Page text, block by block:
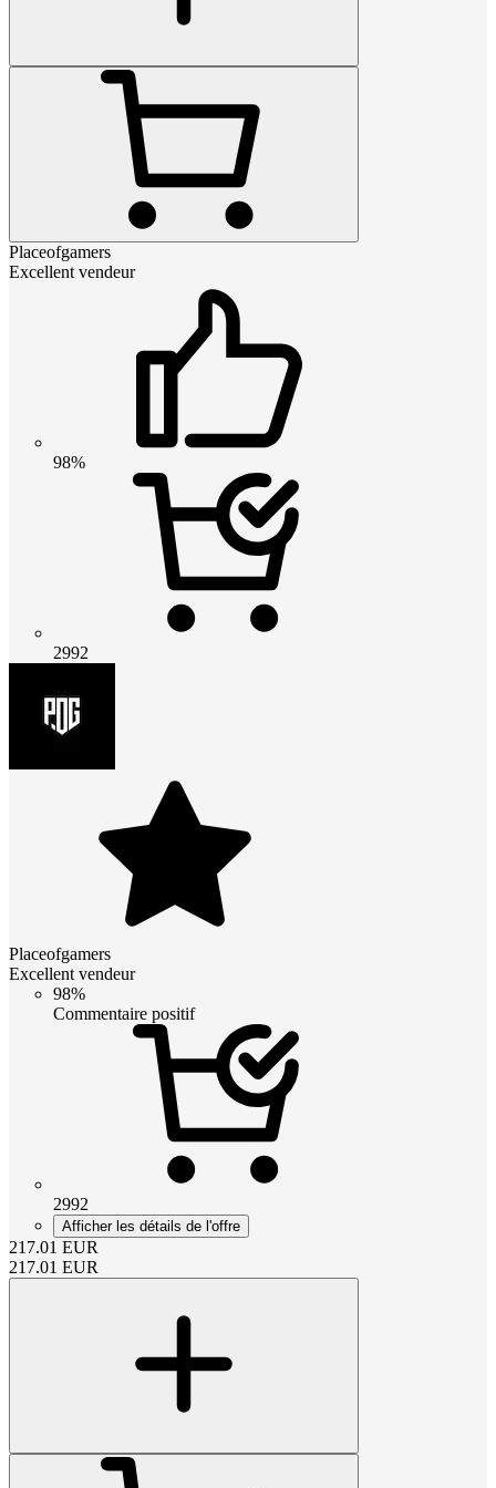
Placeofgamers
Excellent vendeur
98%
2992
Placeofgamers
Excellent vendeur
98%
Commentaire positif
2992
Afficher les détails de l'offre
217.01 EUR
217.01 EUR